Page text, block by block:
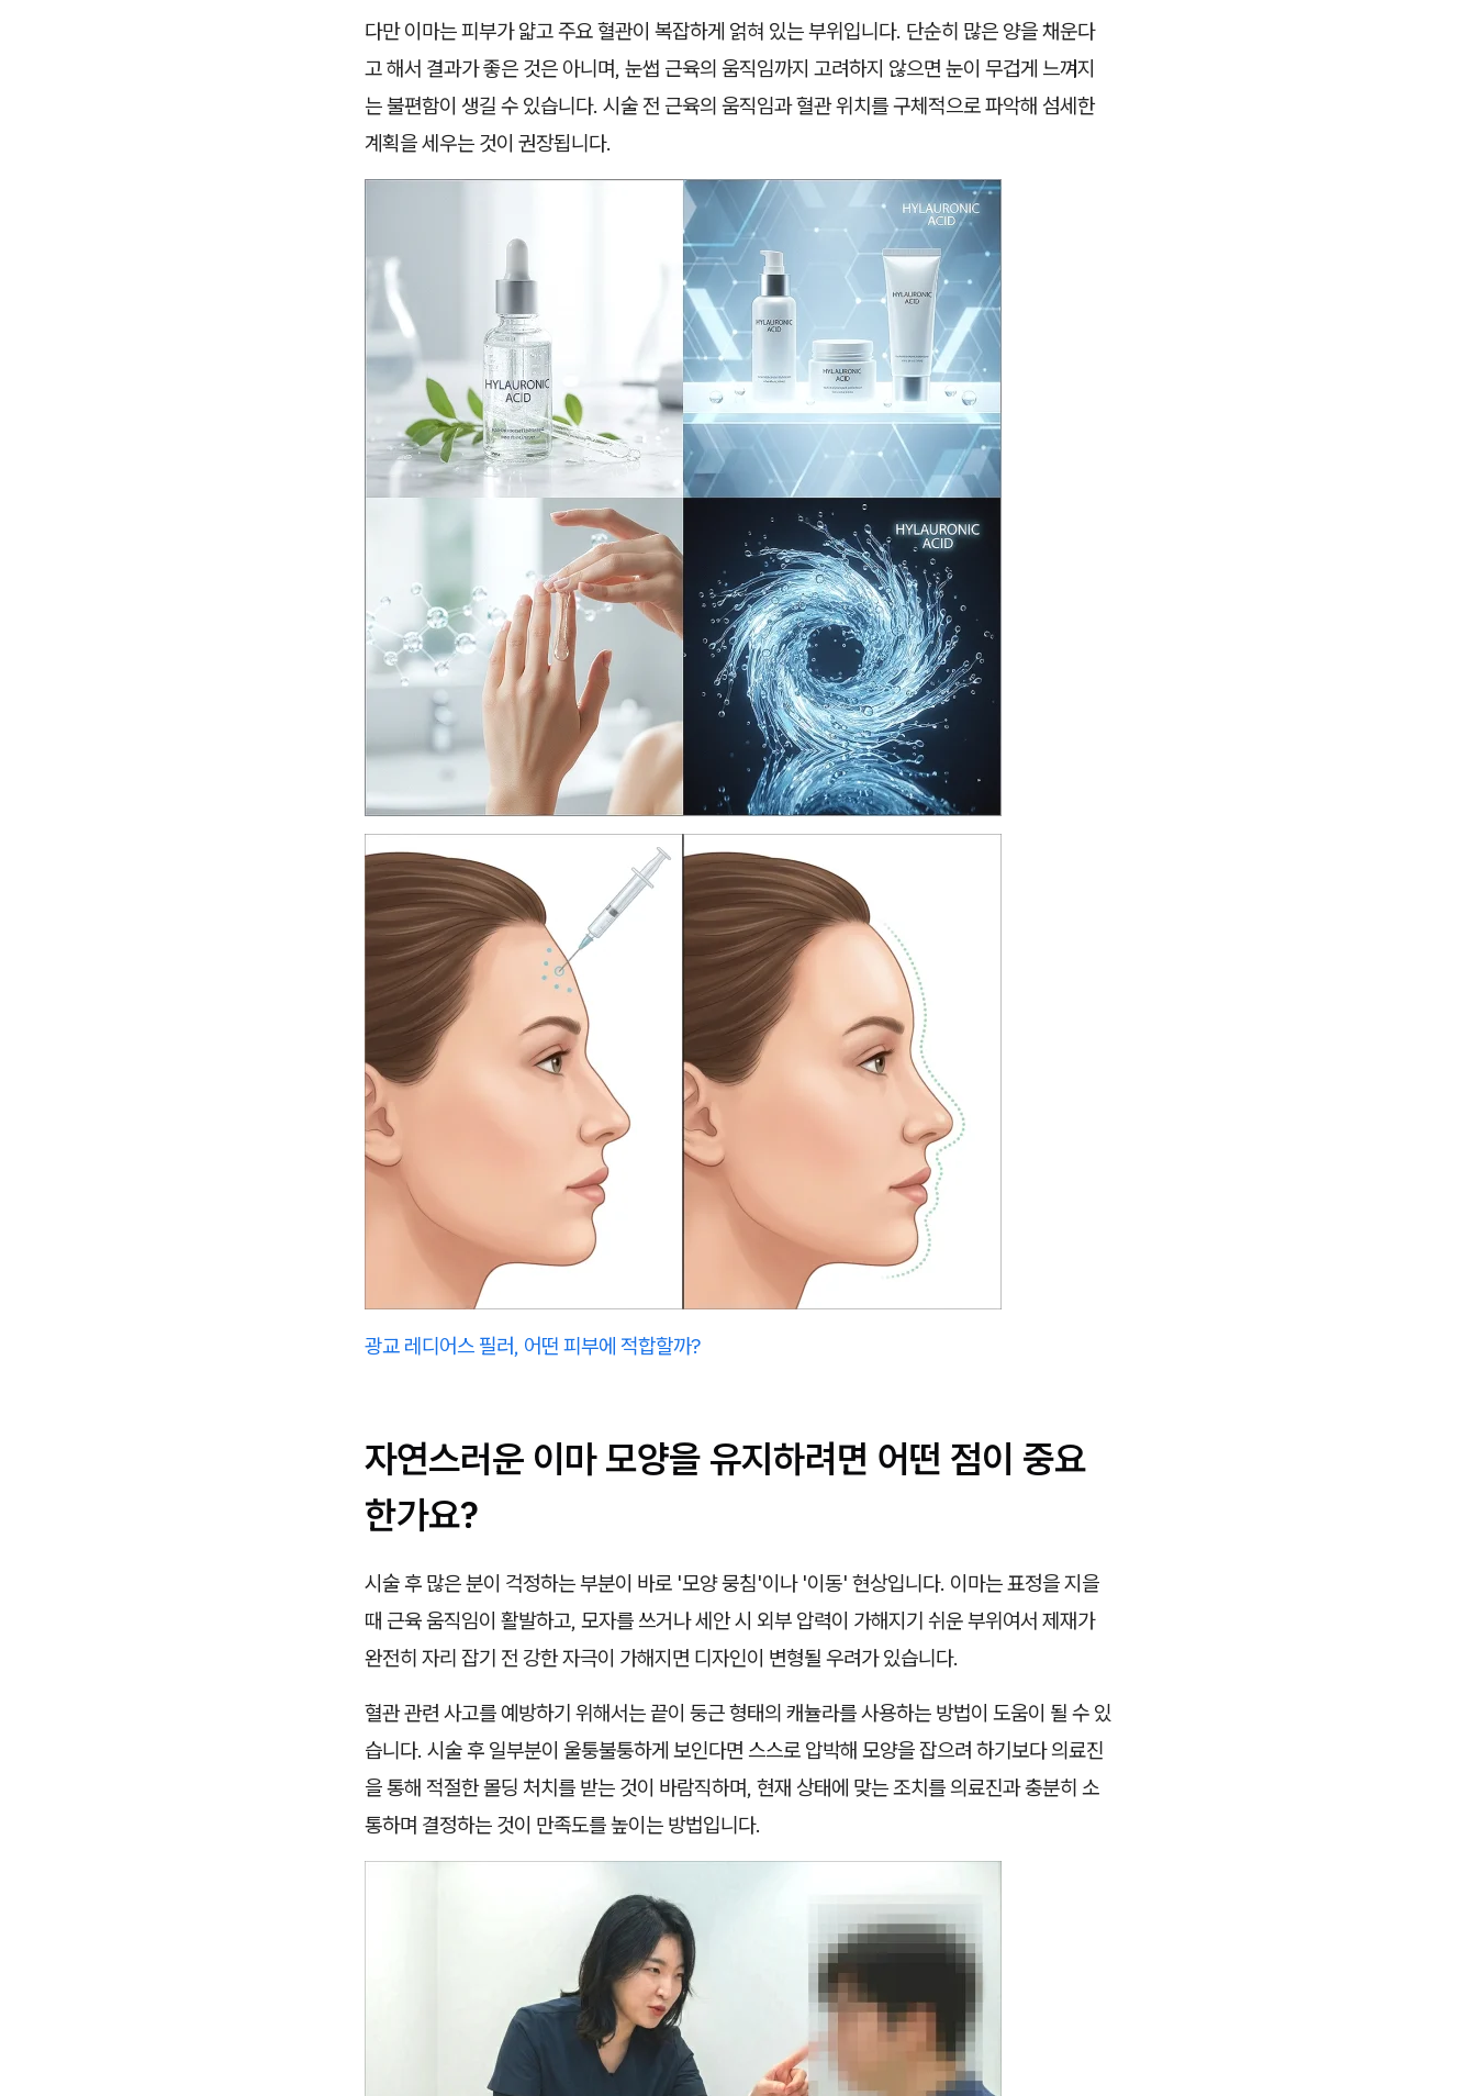
다만 이마는 피부가 얇고 주요 혈관이 복잡하게 얽혀 있는 부위입니다. 단순히 많은 양을 채운다
고 해서 결과가 좋은 것은 아니며, 눈썹 근육의 움직임까지 고려하지 않으면 눈이 무겁게 느껴지
는 불편함이 생길 수 있습니다. 시술 전 근육의 움직임과 혈관 위치를 구체적으로 파악해 섬세한
계획을 세우는 것이 권장됩니다.
광교 레디어스 필러, 어떤 피부에 적합할까?
자연스러운 이마 모양을 유지하려면 어떤 점이 중요
한가요?
시술 후 많은 분이 걱정하는 부분이 바로 '모양 뭉침'이나 '이동' 현상입니다. 이마는 표정을 지을
때 근육 움직임이 활발하고, 모자를 쓰거나 세안 시 외부 압력이 가해지기 쉬운 부위여서 제재가
완전히 자리 잡기 전 강한 자극이 가해지면 디자인이 변형될 우려가 있습니다.
혈관 관련 사고를 예방하기 위해서는 끝이 둥근 형태의 캐뉼라를 사용하는 방법이 도움이 될 수 있
습니다. 시술 후 일부분이 울퉁불퉁하게 보인다면 스스로 압박해 모양을 잡으려 하기보다 의료진
을 통해 적절한 몰딩 처치를 받는 것이 바람직하며, 현재 상태에 맞는 조치를 의료진과 충분히 소
통하며 결정하는 것이 만족도를 높이는 방법입니다.